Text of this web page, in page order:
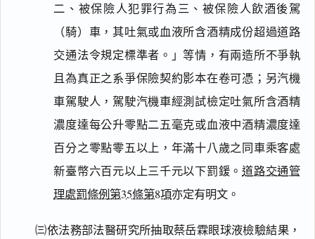
二、被保險人犯罪行為三、被保險人飲酒後駕
（騎）車，其吐氣或血液所含酒精成份超過道路
交通法令規定標準者。」等情，有兩造所不爭執
且為真正之系爭保險契約影本在卷可憑；另汽機
車駕駛人，駕駛汽機車經測試檢定吐氣所含酒精
濃度達每公升零點二五毫克或血液中酒精濃度達
百分之零點零五以上，年滿十八歲之同車乘客處
新臺幣六百元以上三千元以下罰鍰。道路交通管
理處罰條例第35條第8項亦定有明文。
㈢依法務部法醫研究所抽取蔡岳霖眼球液檢驗結果，